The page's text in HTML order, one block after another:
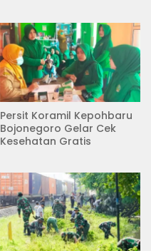
Persit Koramil Kepohbaru
Bojonegoro Gelar Cek
Kesehatan Gratis